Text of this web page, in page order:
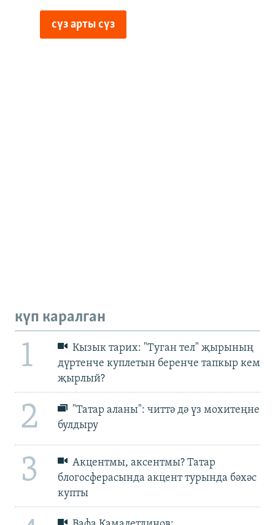
күп каралган
1
Кызык тарих: "Туган тел" җырының
дүртенче куплетын беренче тапкыр кем
җырлый?
2
"Татар аланы": читтә дә үз мохитеңне
булдыру
3
Акцентмы, аксентмы? Татар
блогосферасында акцент турында бәхәс
купты